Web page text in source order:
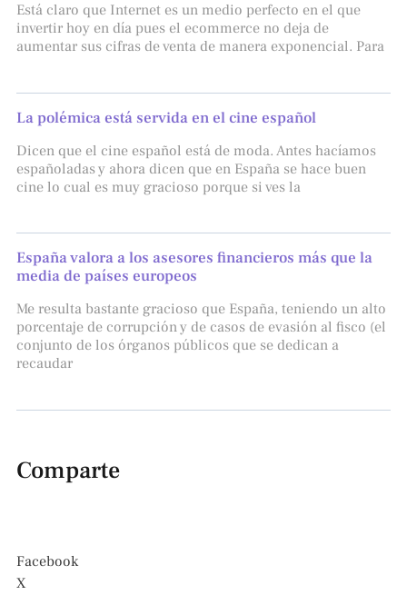
Está claro que Internet es un medio perfecto en el que
invertir hoy en día pues el ecommerce no deja de
aumentar sus cifras de venta de manera exponencial. Para
La polémica está servida en el cine español
Dicen que el cine español está de moda. Antes hacíamos
españoladas y ahora dicen que en España se hace buen
cine lo cual es muy gracioso porque si ves la
España valora a los asesores financieros más que la
media de países europeos
Me resulta bastante gracioso que España, teniendo un alto
porcentaje de corrupción y de casos de evasión al fisco (el
conjunto de los órganos públicos que se dedican a
recaudar
Comparte
Facebook
X